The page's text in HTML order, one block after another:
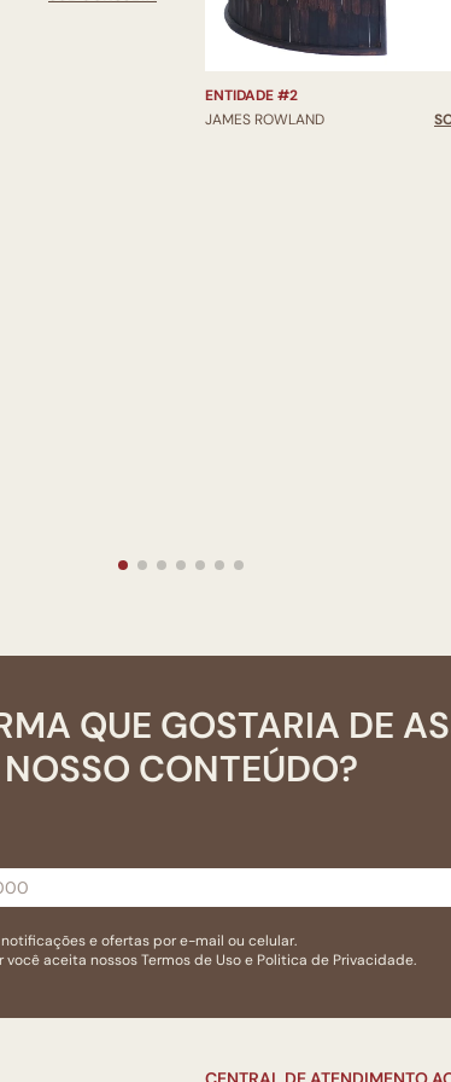
ENTIDADE #2
JAMES ROWLAND
QUE GOSTARIA DE
NOSSO CONTEÚDO?
e ofertas por e-mail ou celular.
você aceita nossosTermos de Usoe Politica de Privacidade.